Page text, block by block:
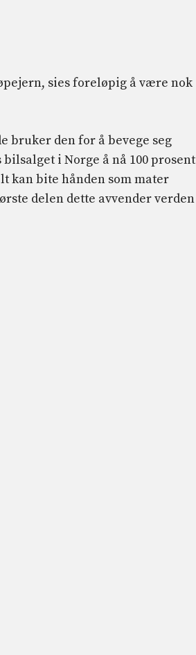
sies foreløpig å være nok
bruker den for å bevege seg
i Norge å nå 100 prosent
kan bite hånden som mater
delen dette avvender verden